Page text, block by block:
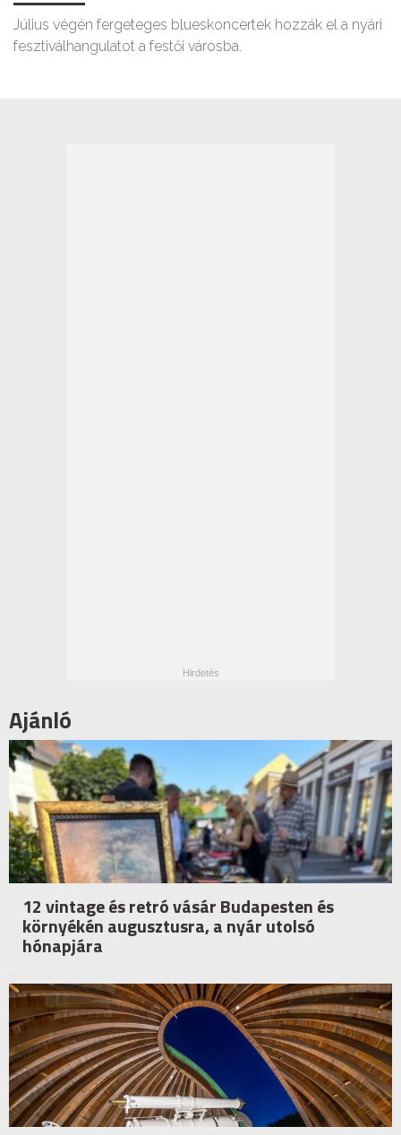
Július végén fergeteges blueskoncertek hozzák el a nyári
fesztiválhangulatot a festői városba.
Ajánló
12 vintage és retró vásár Budapesten és
környékén augusztusra, a nyár utolsó
hónapjára